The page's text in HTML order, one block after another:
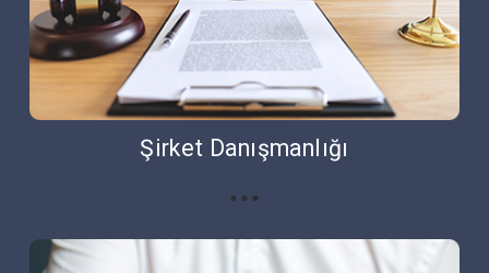
Şirket Danışmanlığı